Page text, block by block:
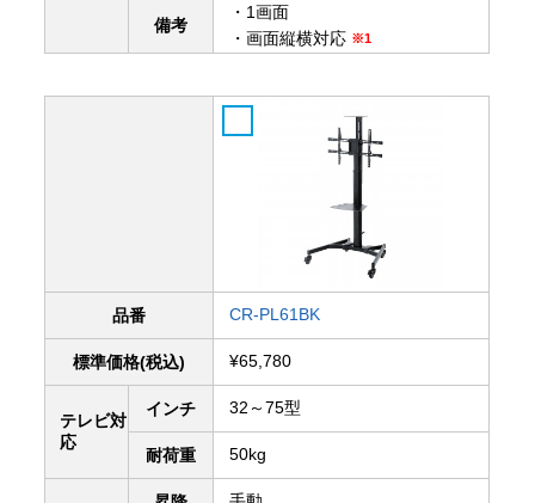
備考
・1画面
・画面縦横対応 ※1
品番 CR-PL61BK
標準価格(税込) ¥65,780
テレビ対
応
インチ 32～75型
耐荷重 50kg